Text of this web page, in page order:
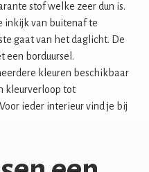
stof welke zeer dun is.
inkijk van buitenaf te
gaat van het daglicht. De
een borduursel.
kleuren beschikbaar
kleurverloop tot
ieder interieur vind je bij